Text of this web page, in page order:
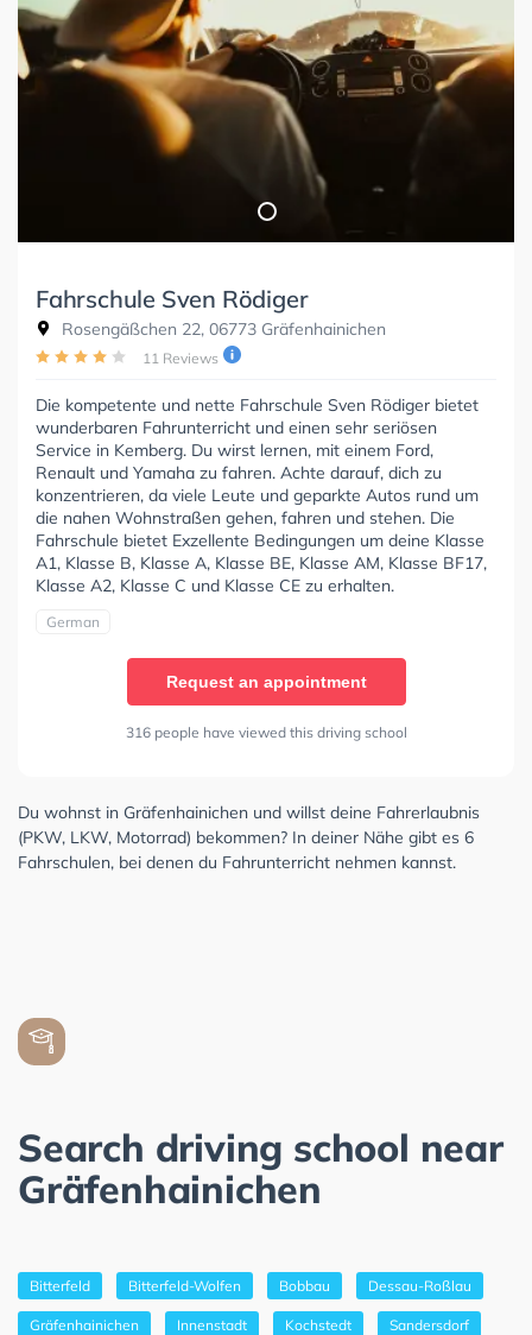
Fahrschule Sven Rödiger
Rosengäßchen 22, 06773 Gräfenhainichen
11 Reviews
Die kompetente und nette Fahrschule Sven Rödiger bietet
wunderbaren Fahrunterricht und einen sehr seriösen
Service in Kemberg. Du wirst lernen, mit einem Ford,
Renault und Yamaha zu fahren. Achte darauf, dich zu
konzentrieren, da viele Leute und geparkte Autos rund um
die nahen Wohnstraßen gehen, fahren und stehen. Die
Fahrschule bietet Exzellente Bedingungen um deine Klasse
A1, Klasse B, Klasse A, Klasse BE, Klasse AM, Klasse BF17,
Klasse A2, Klasse C und Klasse CE zu erhalten.
German
Request an appointment
316 people have viewed this driving school
Du wohnst in Gräfenhainichen und willst deine Fahrerlaubnis
(PKW, LKW, Motorrad) bekommen? In deiner Nähe gibt es 6
Fahrschulen, bei denen du Fahrunterricht nehmen kannst.
Search driving school near
Gräfenhainichen
Bitterfeld Bitterfeld-Wolfen Bobbau Dessau-Roßlau
Gräfenhainichen Innenstadt Kochstedt Sandersdorf